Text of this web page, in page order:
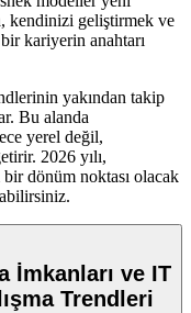
kendinizi geliştirmek ve
kariyerin anahtarı
yakından takip
Bu alanda
yerel değil,
2026 yılı,
dönüm noktası olacak
İmkanları ve IT
Trendleri